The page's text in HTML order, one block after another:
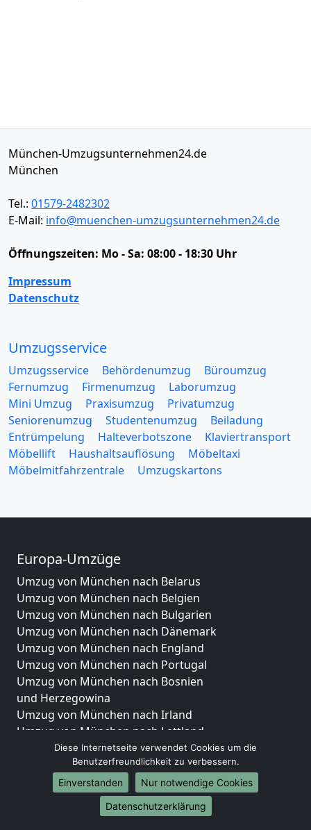
München-Umzugsunternehmen24.de
München
Tel.: 01579-2482302
E-Mail: info@muenchen-umzugsunternehmen24.de
Öffnungszeiten: Mo - Sa: 08:00 - 18:30 Uhr
Impressum
Datenschutz
Umzugsservice
Umzugsservice Behördenumzug
Büroumzug
Fernumzug
Firmenumzug
Laborumzug
Mini Umzug
Praxisumzug
Privatumzug
Seniorenumzug
Studentenumzug
Beiladung
Entrümpelung
Halteverbotszone
Klaviertransport
Möbellift
Haushaltsauflösung
Möbeltaxi
Möbelmitfahrzentrale
Umzugskartons
Europa-Umzüge
Umzug von München nach Belarus
Umzug von München nach Belgien
Umzug von München nach Bulgarien
Umzug von München nach Dänemark
Umzug von München nach England
Umzug von München nach Portugal
Umzug von München nach Bosnien
und Herzegowina
Umzug von München nach Irland
Umzug von München nach Lettland
Umzug von München nach Zypern
Umzug von München nach Kroatien
Umzug von München nach Estland
Umzug von München nach Finnland
Umzug von München nach Frankreich
Diese Internetseite verwendet Cookies um die
Benutzerfreundlichkeit zu verbessern.
Einverstanden
Nur notwendige Cookies
Datenschutzerklärung